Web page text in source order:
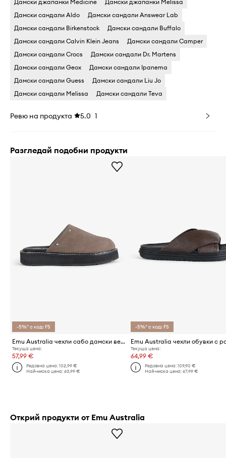
Дамски джапанки Medicine
Дамски джапанки Melissa
Дамски сандали Aldo
Дамски сандали Answear Lab
Дамски сандали Birkenstock
Дамски сандали Buffalo
Дамски сандали Calvin Klein Jeans
Дамски сандали Camper
Дамски сандали Crocs
Дамски сандали Dr. Martens
Дамски сандали Geox
Дамски сандали Ipanema
Дамски сандали Guess
Дамски сандали Liu Jo
Дамски сандали Melissa
Дамски сандали Teva
Ревю на продукта 5.0 1
Разгледай подобни продукти
-5%* с код: FS
Emu Australia чехли сабо дамски велурени Maroo
Текуща цена:
57,99 €
Редовна цена:102,99 €
Най-ниска цена:63,99 €
-5%* с код: FS
Текуща цена:
64,99 €
Редовна цена: 109,90 €
Най-ниска цена: 67,99 €
Открий продукти от Emu Australia